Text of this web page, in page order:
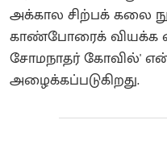
அக்கால சிற்பக் கலை
காண்போரைக் வியக்க
சோமநாதர் கோவில்'
அழைக்கப்படுகிறது.